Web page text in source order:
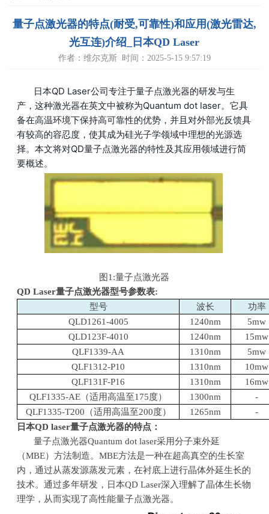
量子点激光器的特点(耐受,可靠性)和应用(激光雷达,
光互连)介绍_日本QD Laser
作者：维尔克斯 时间：2025-5-15 9:57:19
日本QD Laser公司专注于量子点激光器的研发与生
产，这种激光器在英文中被称为Quantum dot laser。它具
备在高温环境下保持高可靠性的优势，并且对外部光反馈具
有较高的容忍度，使其成为硅光子学领域中理想的光源选
择。本文将对QD量子点激光器的特性及其应用领域进行简
要概述。
图 1:量子点激光器
QD Laser量子点激光器型号参数表:
型号
波长
功率
QLD1261-4005
1240nm
5mw
QLD123F-4010
1240nm
15mw
QLF1339-AA
1310nm
5mw
QLF1312-P10
1310nm
10mw
QLF131F-P16
1310nm
16mw
QLF1335-AE（适用高温至175度） 1300nm
-
QLF1335-T200（适用高温至200度） 1265nm
-
日本QD laser量子点激光器的特点：
量子点激光器Quantum dot laser采用分子束外延
（MBE）方法制造。MBE方法是一种在超高真空的生长室
内，通过从蒸发源蒸发元素，在衬底上进行晶体外延生长的
技术。通过多年研发，日本QD Laser深入理解了晶体生长物
理学，从而实现了高性能量子点激光器。